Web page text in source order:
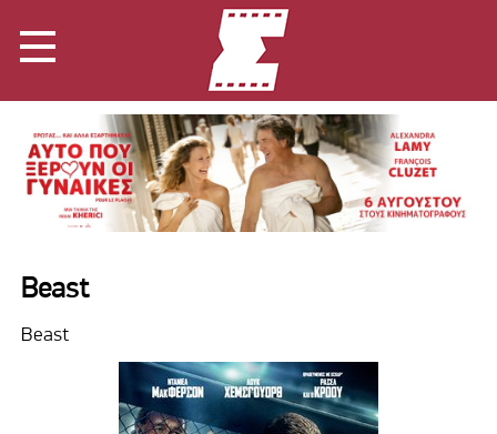
Beast
Beast